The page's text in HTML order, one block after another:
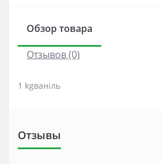
Обзор товара
Отзывов (0)
1 kgваніль
Отзывы